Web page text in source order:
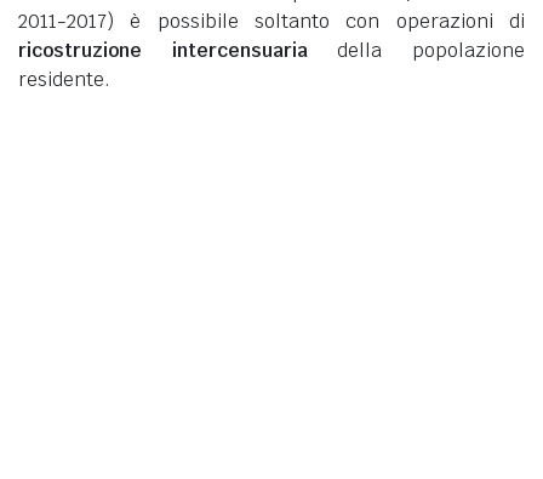
2011-2017) è possibile soltanto con operazioni di
ricostruzione intercensuariadella popolazione
residente.